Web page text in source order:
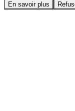
En savoir plus